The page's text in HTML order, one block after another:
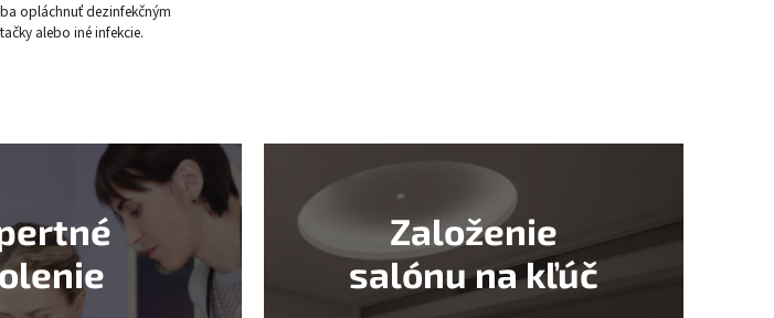
opláchnuť dezinfekčným
alebo iné infekcie.
Založenie
salónu na kľúč